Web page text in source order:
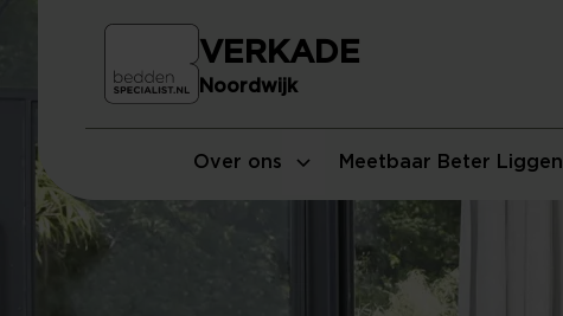
Over ons Meetbaar Beter Liggen
VERKADE
Noordwijk